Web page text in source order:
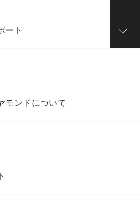
ート
モンドについて